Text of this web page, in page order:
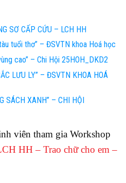
SƠ CẤP CỨU – LCH HH
tuổi thơ” – ĐSVTN khoa Hoá học
cao” – Chi Hội 25HOH_DKD2
LƯU LY” – ĐSVTN KHOA HOÁ
SÁCH XANH” – CHI HỘI
viên tham gia Workshop
HH – Trao chữ cho em –